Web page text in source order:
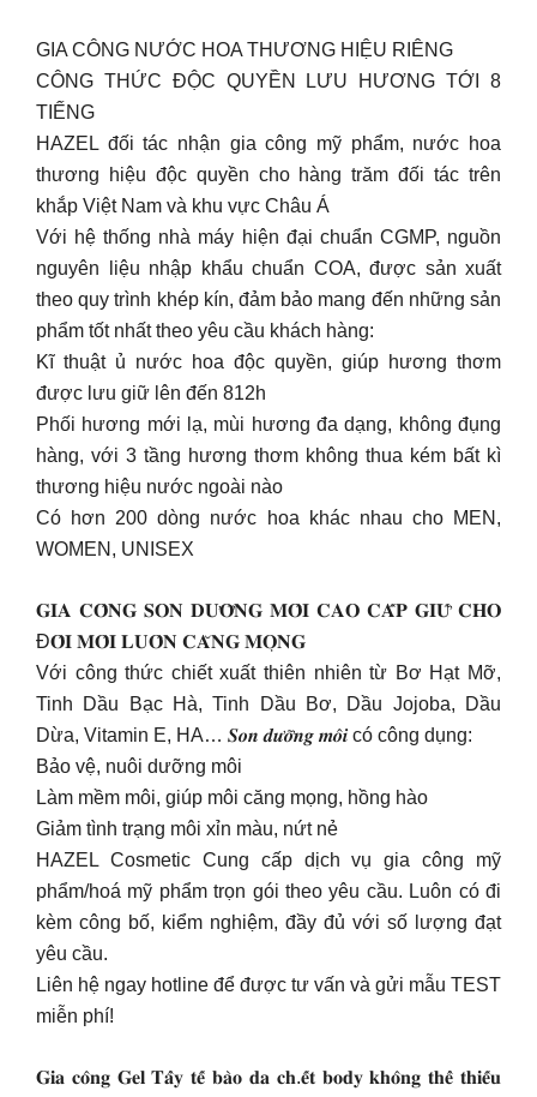
GIA CÔNG NƯỚC HOA THƯƠNG HIỆU RIÊNG
CÔNG THỨC ĐỘC QUYỀN LƯU HƯƠNG TỚI 8
TIẾNG
HAZEL đối tác nhận gia công mỹ phẩm, nước hoa
thương hiệu độc quyền cho hàng trăm đối tác trên
khắp Việt Nam và khu vực Châu Á
Với hệ thống nhà máy hiện đại chuẩn CGMP, nguồn
nguyên liệu nhập khẩu chuẩn COA, được sản xuất
theo quy trình khép kín, đảm bảo mang đến những sản
phẩm tốt nhất theo yêu cầu khách hàng:
Kĩ thuật ủ nước hoa độc quyền, giúp hương thơm
được lưu giữ lên đến 812h
Phối hương mới lạ, mùi hương đa dạng, không đụng
hàng, với 3 tầng hương thơm không thua kém bất kì
thương hiệu nước ngoài nào
Có hơn 200 dòng nước hoa khác nhau cho MEN,
WOMEN, UNISEX
𝐆𝐈𝐀 𝐂𝐎̂𝐍𝐆 𝐒𝐎𝐍 𝐃𝐔̛𝐎̛̃𝐍𝐆 𝐌𝐎̂𝐈 𝐂𝐀𝐎 𝐂𝐀̂́𝐏 𝐆𝐈𝐔̛̃ 𝐂𝐇𝐎
Đ𝐎̂𝐈 𝐌𝐎̂𝐈 𝐋𝐔𝐎̂𝐍 𝐂𝐀̆𝐍𝐆 𝐌𝐎̣𝐍𝐆
Với công thức chiết xuất thiên nhiên từ Bơ Hạt Mỡ,
Tinh Dầu Bạc Hà, Tinh Dầu Bơ, Dầu Jojoba, Dầu
Dừa, Vitamin E, HA… 𝑺𝒐𝒏 𝒅𝒖̛𝒐̛̃𝒏𝒈 𝒎𝒐̂𝒊 có công dụng:
Bảo vệ, nuôi dưỡng môi
Làm mềm môi, giúp môi căng mọng, hồng hào
Giảm tình trạng môi xỉn màu, nứt nẻ
HAZEL Cosmetic Cung cấp dịch vụ gia công mỹ
phẩm/hoá mỹ phẩm trọn gói theo yêu cầu. Luôn có đi
kèm công bố, kiểm nghiệm, đầy đủ với số lượng đạt
yêu cầu.
Liên hệ ngay hotline để được tư vấn và gửi mẫu TEST
miễn phí!
𝐆𝐢𝐚 𝐜𝐨̂𝐧𝐠 𝐆𝐞𝐥 𝐓𝐚̂̉𝐲 𝐭𝐞̂́ 𝐛𝐚̀𝐨 𝐝𝐚 𝐜𝐡.𝐞̂́𝐭 𝐛𝐨𝐝𝐲 𝐤𝐡𝐨̂𝐧𝐠 𝐭𝐡𝐞̂̉ 𝐭𝐡𝐢𝐞̂́𝐮